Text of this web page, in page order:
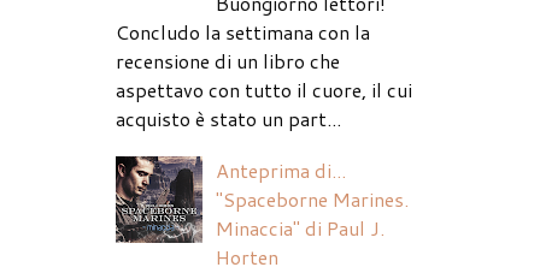
Concludo la settimana con la
recensione di un libro che
aspettavo con tutto il cuore, il cui
acquisto è stato un part...
Anteprima di...
"Spaceborne Marines.
Minaccia" di Paul J.
Horten